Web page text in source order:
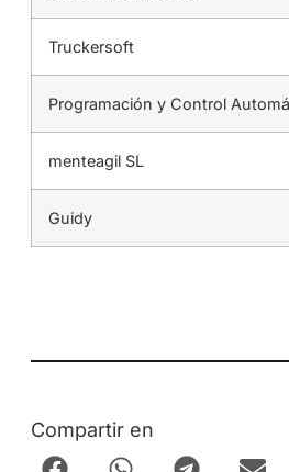
Truckersoft
Programación y Control
menteagil SL
Guidy
Compartir en